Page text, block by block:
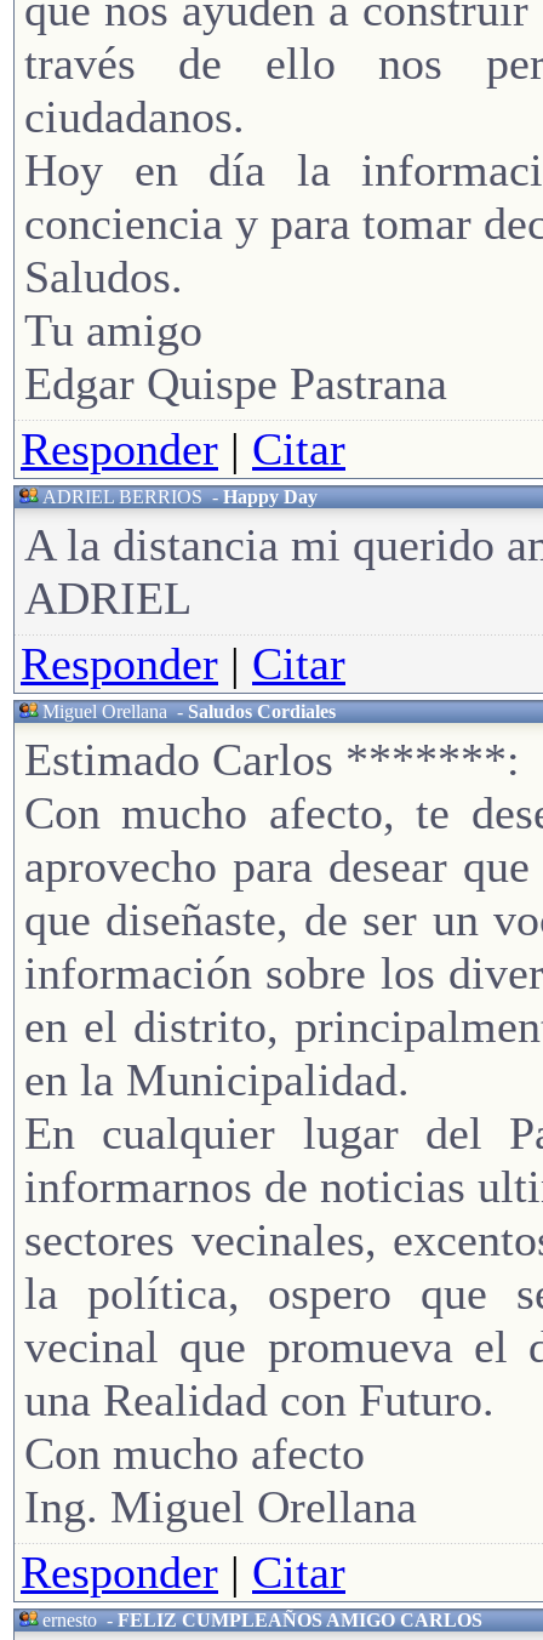
través de ello nos
ciudadanos.
Hoy en día la
conciencia y para tomar
Saludos.
Tu amigo
Edgar Quispe Pastrana
Responder | Citar
ADRIEL BERRIOS-Happy Day
A la distancia mi querido
ADRIEL
Responder | Citar
Miguel Orellana-Saludos Cordiales
Estimado Carlos *******:
Con mucho afecto, te
aprovecho para desear
que diseñaste, de ser un
información sobre los
en el distrito,
en la Municipalidad.
En cualquier lugar del
informarnos de noticias
sectores vecinales,
la política, ospero que
vecinal que promueva el
una Realidad con Futuro.
Con mucho afecto
Ing. Miguel Orellana
Responder | Citar
ernesto-FELIZ CUMPLEAÑOS AMIGO CARLOS